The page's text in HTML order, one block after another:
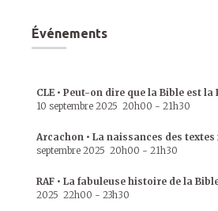
Événements
CLE • Peut-on dire que la Bible est la
10 septembre 2025 20h00 - 21h30
Arcachon • La naissances des
septembre 2025 20h00 - 21h30
RAF • La fabuleuse histoire de la
2025 22h00 - 23h30